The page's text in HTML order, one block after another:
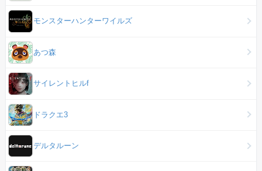
モンスターハンターワイルズ
あつ森
サイレントヒルf
ドラクエ3
デルタルーン